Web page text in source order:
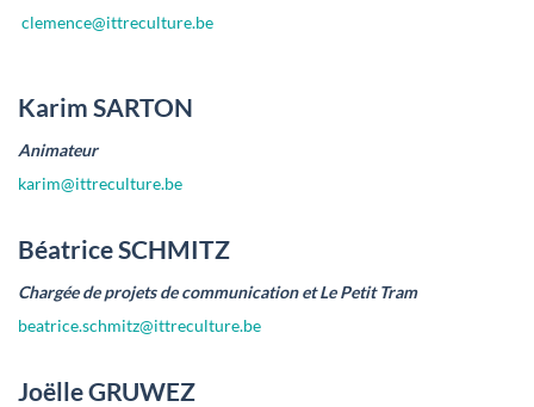
clemence@ittreculture.be
Karim SARTON
Animateur
karim@ittreculture.be
Béatrice SCHMITZ
Chargée de projets de communication et Le Petit Tram
beatrice.schmitz@ittreculture.be
Joëlle GRUWEZ